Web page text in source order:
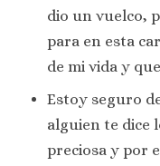
dio un vuelco,
para en esta
de mi vida y
Estoy seguro
alguien te dice
preciosa y por